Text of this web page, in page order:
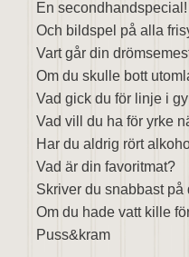
En secondhandspecial!
Och bildspel på alla
Vart går din
Om du skulle bott
Vad gick du för linje i
Vad vill du ha för yrke
Har du aldrig rört
Vad är din favoritmat?
Skriver du snabbast
Om du hade vatt kille
Puss&kram